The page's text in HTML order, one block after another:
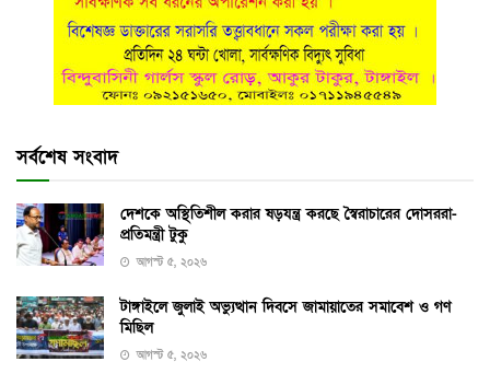
সর্বশেষ সংবাদ
দেশকে অস্থিতিশীল করার ষড়যন্ত্র করছে স্বৈরাচারের দোসররা-
প্রতিমন্ত্রী টুকু
আগস্ট ৫, ২০২৬
টাঙ্গাইলে জুলাই অভ্যুত্থান দিবসে জামায়াতের সমাবেশ ও গণ
মিছিল
আগস্ট ৫, ২০২৬